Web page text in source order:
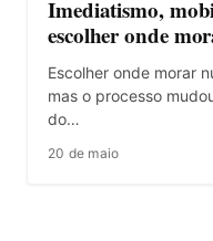
Imediatismo,
escolher onde
Escolher onde morar
mas o processo
do…
20 de maio